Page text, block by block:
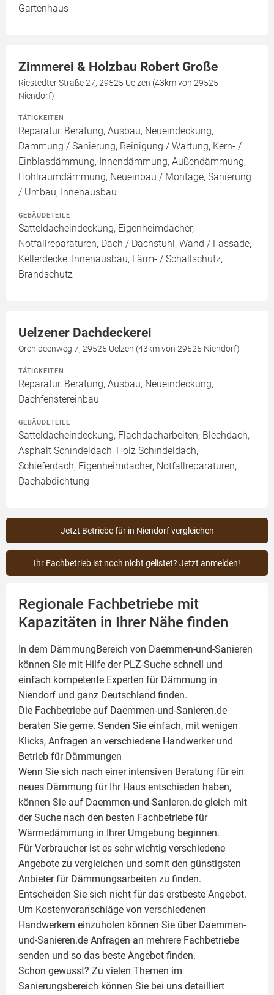
Gartenhaus
Zimmerei & Holzbau Robert Große
Riestedter Straße 27, 29525 Uelzen (43km von 29525
Niendorf)
TÄTIGKEITEN
Reparatur, Beratung, Ausbau, Neueindeckung,
Dämmung / Sanierung, Reinigung / Wartung, Kern- /
Einblasdämmung, Innendämmung, Außendämmung,
Hohlraumdämmung, Neueinbau / Montage, Sanierung
/ Umbau, Innenausbau
GEBÄUDETEILE
Satteldacheindeckung, Eigenheimdächer,
Notfallreparaturen, Dach / Dachstuhl, Wand / Fassade,
Kellerdecke, Innenausbau, Lärm- / Schallschutz,
Brandschutz
Uelzener Dachdeckerei
Orchideenweg 7, 29525 Uelzen (43km von 29525 Niendorf)
TÄTIGKEITEN
Reparatur, Beratung, Ausbau, Neueindeckung,
Dachfenstereinbau
GEBÄUDETEILE
Satteldacheindeckung, Flachdacharbeiten, Blechdach,
Asphalt Schindeldach, Holz Schindeldach,
Schieferdach, Eigenheimdächer, Notfallreparaturen,
Dachabdichtung
Jetzt Betriebe für in Niendorf vergleichen
Ihr Fachbetrieb ist noch nicht gelistet? Jetzt anmelden!
Regionale Fachbetriebe mit
Kapazitäten in Ihrer Nähe finden
In dem DämmungBereich von Daemmen-und-Sanieren
können Sie mit Hilfe der PLZ-Suche schnell und
einfach kompetente Experten für Dämmung in
Niendorf und ganz Deutschland finden.
Die Fachbetriebe auf Daemmen-und-Sanieren.de
beraten Sie gerne. Senden Sie einfach, mit wenigen
Klicks, Anfragen an verschiedene Handwerker und
Betrieb für Dämmungen
Wenn Sie sich nach einer intensiven Beratung für ein
neues Dämmung für Ihr Haus entschieden haben,
können Sie auf Daemmen-und-Sanieren.de gleich mit
der Suche nach den besten Fachbetriebe für
Wärmedämmung in Ihrer Umgebung beginnen.
Für Verbraucher ist es sehr wichtig verschiedene
Angebote zu vergleichen und somit den günstigsten
Anbieter für Dämmungsarbeiten zu finden.
Entscheiden Sie sich nicht für das erstbeste Angebot.
Um Kostenvoranschläge von verschiedenen
Handwerkern einzuholen können Sie über Daemmen-
und-Sanieren.de Anfragen an mehrere Fachbetriebe
senden und so das beste Angebot finden.
Schon gewusst? Zu vielen Themen im
Sanierungsbereich können Sie bei uns detailliert